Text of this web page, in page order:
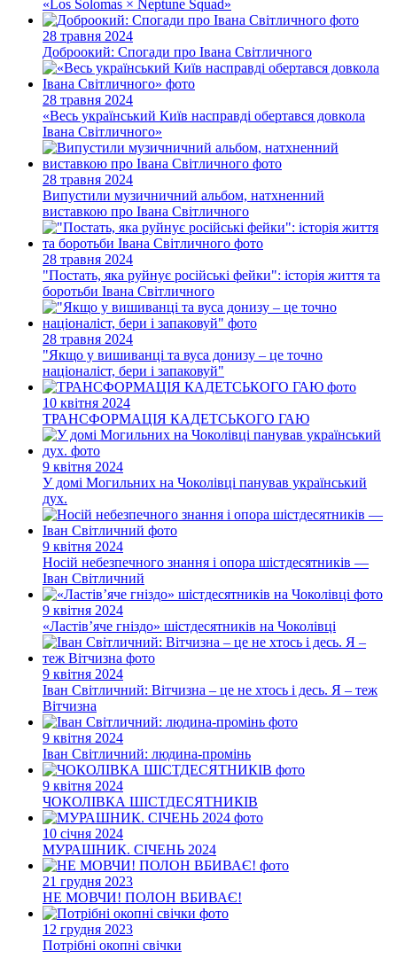
«Los Solomas × Neptune Squad»
28 травня 2024
Доброокий: Спогади про Iвана Світличного
28 травня 2024
«Весь український Київ насправді обертався довкола
Івана Світличного»
28 травня 2024
Випустили музичничний альбом, натхненний
виставкою про Івана Світличного
28 травня 2024
"Постать, яка руйнує російські фейки": історія життя та
боротьби Івана Світличного
28 травня 2024
"Якщо у вишиванці та вуса донизу – це точно
націоналіст, бери і запаковуй"
10 квітня 2024
ТРАНСФОРМАЦІЯ КАДЕТСЬКОГО ГАЮ
9 квітня 2024
У домі Могильних на Чоколівці панував український
дух.
9 квітня 2024
Носій небезпечного знання і опора шістдесятників —
Іван Світличний
9 квітня 2024
«Ластів’яче гніздо» шістдесятників на Чоколівці
9 квітня 2024
Іван Світличний: Вітчизна – це не хтось і десь. Я – теж
Вітчизна
9 квітня 2024
Іван Світличний: людина-промінь
9 квітня 2024
ЧОКОЛІВКА ШІСТДЕСЯТНИКІВ
10 січня 2024
МУРАШНИК. СІЧЕНЬ 2024
21 грудня 2023
НЕ МОВЧИ! ПОЛОН ВБИВАЄ!
12 грудня 2023
Потрібні окопні свічки